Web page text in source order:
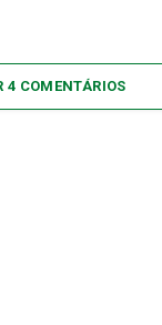
4 COMENTÁRIOS